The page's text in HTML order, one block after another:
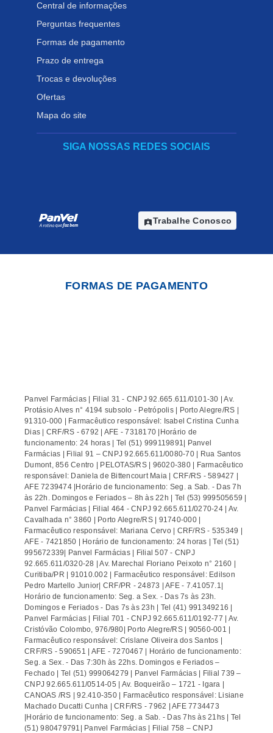
Central de informações
Perguntas frequentes
Formas de pagamento
Prazo de entrega
Trocas e devoluções
Ofertas
Mapa do site
SIGA NOSSAS REDES SOCIAIS
assignment_indTrabalhe Conosco
FORMAS DE PAGAMENTO
Panvel Farmácias | Filial 31 - CNPJ 92.665.611/0101-30 | Av.
Protásio Alves n° 4194 subsolo - Petrópolis | Porto Alegre/RS |
91310-000 | Farmacêutico responsável: Isabel Cristina Cunha
Dias | CRF/RS - 6792 | AFE - 7318170 |Horário de
funcionamento: 24 horas | Tel (51) 999119891| Panvel
Farmácias | Filial 91 – CNPJ 92.665.611/0080-70 | Rua Santos
Dumont, 856 Centro | PELOTAS/RS | 96020-380 | Farmacêutico
responsável: Daniela de Bittencourt Maia | CRF/RS - 589427 |
AFE 7239474 |Horário de funcionamento: Seg. a Sab. - Das 7h
às 22h. Domingos e Feriados – 8h às 22h | Tel (53) 999505659 |
Panvel Farmácias | Filial 464 - CNPJ 92.665.611/0270-24 | Av.
Cavalhada n° 3860 | Porto Alegre/RS | 91740-000 |
Farmacêutico responsável: Mariana Cervo | CRF/RS - 535349 |
AFE - 7421850 | Horário de funcionamento: 24 horas | Tel (51)
995672339| Panvel Farmácias | Filial 507 - CNPJ
92.665.611/0320-28 | Av. Marechal Floriano Peixoto n° 2160 |
Curitiba/PR | 91010.002 | Farmacêutico responsável: Edilson
Pedro Martello Junior| CRF/PR - 24873 | AFE - 7.41057.1|
Horário de funcionamento: Seg. a Sex. - Das 7s às 23h.
Domingos e Feriados - Das 7s às 23h | Tel (41) 991349216 |
Panvel Farmácias | Filial 701 - CNPJ 92.665.611/0192-77 | Av.
Cristóvão Colombo, 976/980| Porto Alegre/RS | 90560-001 |
Farmacêutico responsável: Crislane Oliveira dos Santos |
CRF/RS - 590651 | AFE - 7270467 | Horário de funcionamento:
Seg. a Sex. - Das 7:30h às 22hs. Domingos e Feriados –
Fechado | Tel (51) 999064279 | Panvel Farmácias | Filial 739 –
CNPJ 92.665.611/0514-05 | Av. Boqueirão – 1721 - Igara |
CANOAS /RS | 92.410-350 | Farmacêutico responsável: Lisiane
Machado Ducatti Cunha | CRF/RS - 7962 | AFE 7734473
|Horário de funcionamento: Seg. a Sab. - Das 7hs às 21hs | Tel
(51) 980479791| Panvel Farmácias | Filial 758 – CNPJ